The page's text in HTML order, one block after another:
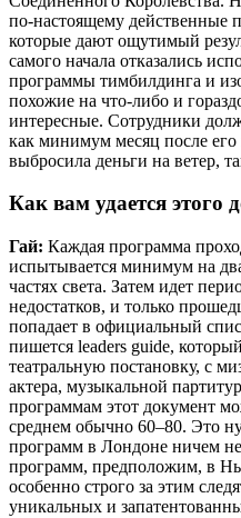
по-настоящему действенные
которые дают ощутимый
самого начала отказались
программы тимбилдинга и
похожие на что-либо и
интересные. Сотрудники
как минимум месяц после
выбросила деньги на ветер,
Как вам удается этого
Гай: Каждая программа
испытывается минимум на
частях света. Затем идет
недостатков, и только
попадает в официальный
пишется leaders guide,
театральную постановку, с
актера, музыкальной
программам этот документ
среднем обычно 60–80. Это
программ в Лондоне ничем не
программ, предположим, в
особенно строго за этим
уникальных и